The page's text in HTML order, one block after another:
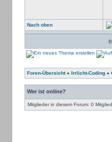
Nach oben
Foren-Übersicht» Irrlicht-Coding»
Wer ist online?
Mitglieder in diesem Forum: 0